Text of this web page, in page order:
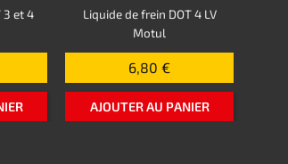
3 et 4
Liquide de frein DOT 4 LV
Motul
6,80 €
AJOUTER AU PANIER